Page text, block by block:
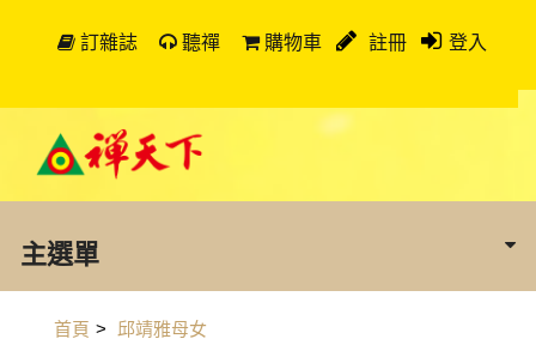
訂雜誌 聽禪 購物車 註冊 登入
主選單
首頁 > 邱靖雅母女